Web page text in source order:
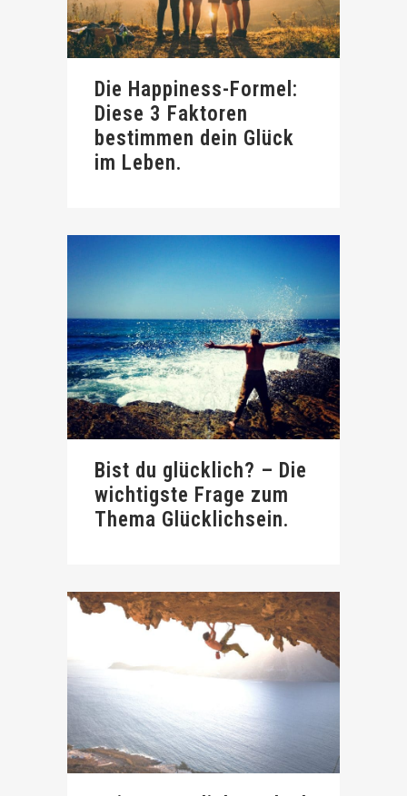
Die Happiness-Formel:
Diese 3 Faktoren
bestimmen dein Glück
im Leben.
Bist du glücklich? – Die
wichtigste Frage zum
Thema Glücklichsein.